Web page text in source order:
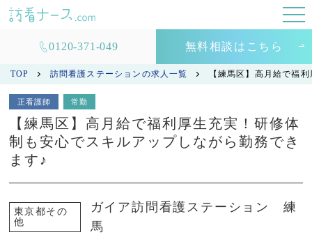
0120-371-049 無料相談はこちら
TOP 訪問看護ステーションの求人一覧 【練馬区】高月給で福
正看護師 常勤
【練馬区】高月給で福利厚生充実！研修体
制も安心でスキルアップしながら勤務でき
ます♪
東京都その
他
ガイア訪問看護ステーション 練
馬